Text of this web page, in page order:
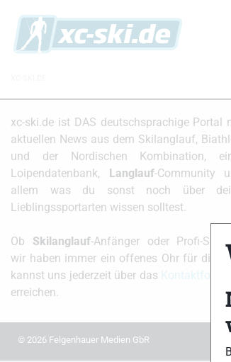
xc-ski.de ist DAS deutschsprachige Portal
aktuellen News aus dem Skilanglauf,
und der Nordischen Kombination,
Loipendatenbank, Langlauf-Community
allem was du sonst noch über
Lieblingssportarten wissen solltest.
Ob Skilanglauf-Anfänger oder Profi-
wir haben immer ein offenes Ohr für dich!
kannst uns jederzeit über das
erreichen.
© 2026 Felgenhauer Medien GbR